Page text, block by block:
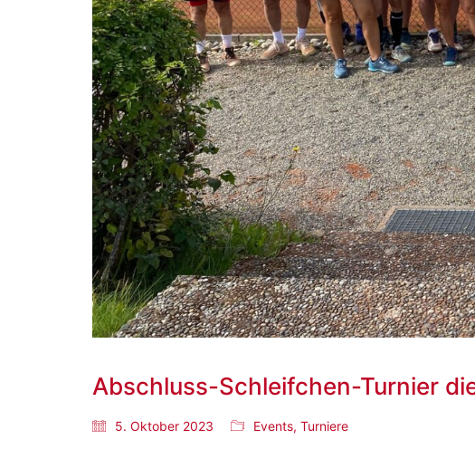
Abschluss-Schleifchen-Turnier
5. Oktober 2023 Events, Turniere